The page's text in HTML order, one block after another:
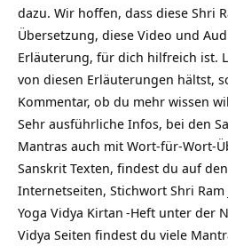
dazu. Wir hoffen, dass diese Shri
Übersetzung, diese Video und
Erläuterung, für dich hilfreich ist.
von diesen Erläuterungen hältst,
Kommentar, ob du mehr wissen
Sehr ausführliche Infos, bei den
Mantras auch mit Wort-für-Wort-
Sanskrit Texten, findest du auf
Internetseiten, Stichwort Shri Ram
Yoga Vidya Kirtan -Heft unter der
Vidya Seiten findest du viele